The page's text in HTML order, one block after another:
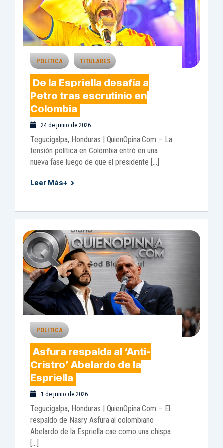
POLITICA TITULARES
De la Espriella desafía a
Petro tras escrutinio en
Colombia
24 de junio de 2026
Tegucigalpa, Honduras | QuienOpina.Com – La
tensión política en Colombia entró en una
nueva fase luego de que el presidente […]
Leer Más+
POLITICA
Asfura respalda al ‘Anti-
Cristro’ Abelardo de la
Espriella
1 de junio de 2026
Tegucigalpa, Honduras | QuienOpina.Com – El
respaldo de Nasry Asfura al colombiano
Abelardo de la Espriella cae como una chispa
[…]